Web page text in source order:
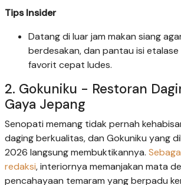
Tips Insider
Datang di luar jam makan siang
berdesakan, dan pantau isi etalase
favorit cepat ludes.
2. Gokuniku - Restoran
Gaya Jepang
Senopati memang tidak pernah
daging berkualitas, dan Gokuniku yang
2026 langsung membuktikannya.
redaksi, interiornya memanjakan mata
pencahayaan temaram yang berpadu